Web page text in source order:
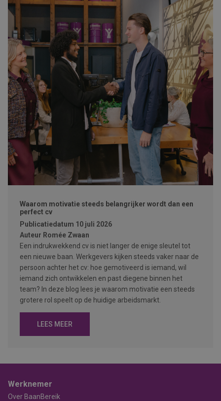
Waarom motivatie steeds belangrijker wordt dan een
perfect cv
Publicatiedatum 10 juli 2026
Auteur Romée Zwaan
Een indrukwekkend cv is niet langer de enige sleutel tot
een nieuwe baan. Werkgevers kijken steeds vaker naar de
persoon achter het cv: hoe gemotiveerd is iemand, wil
iemand zich ontwikkelen en past diegene binnen het
team? In deze blog lees je waarom motivatie een steeds
grotere rol speelt op de huidige arbeidsmarkt.
LEES MEER
Werknemer
Over BaanBereik